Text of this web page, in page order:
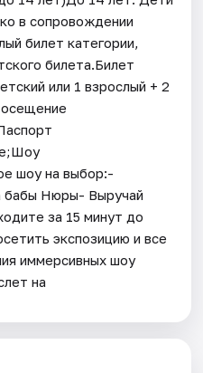
в сопровождении
билет категории,
билета.Билет
или 1 взрослый + 2
шоу на выбор:-
бабы Нюры- Выручай
за 15 минут до
экспозицию и все
иммерсивных шоу
на